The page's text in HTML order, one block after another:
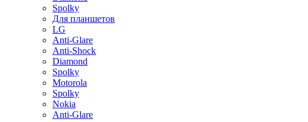
Spolky
Для планшетов
LG
Anti-Glare
Anti-Shock
Diamond
Spolky
Motorola
Spolky
Nokia
Anti-Glare